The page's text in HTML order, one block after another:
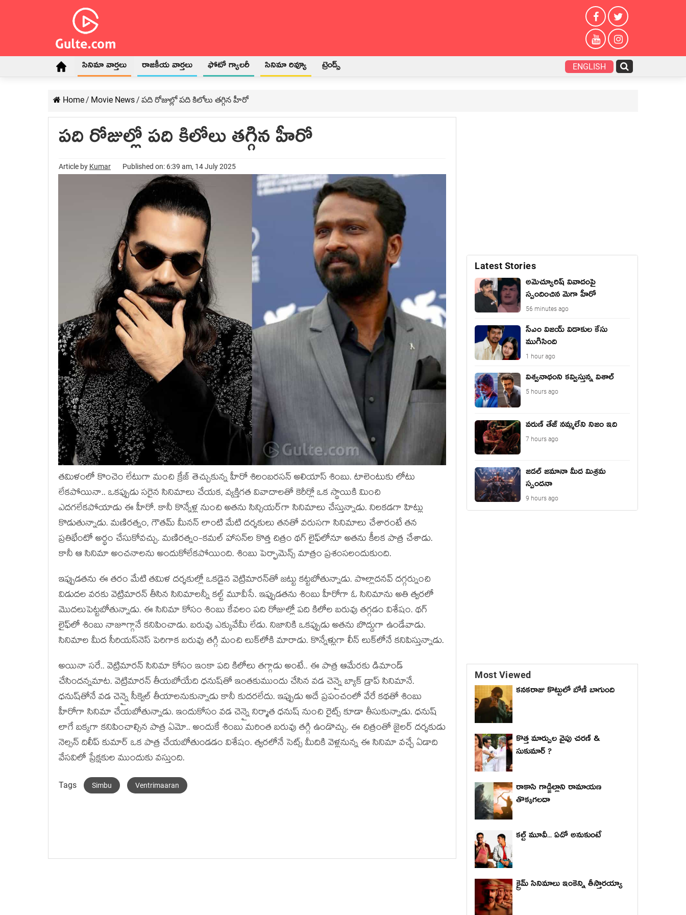
సినిమా వార్తలు రాజకీయ వార్తలు ఫోటో గ్యాలరీ సినిమా రివ్యూ ట్రెండ్స్ ENGLISH
Home/ Movie News/ ప‌ది రోజుల్లో ప‌ది కిలోలు త‌గ్గిన హీరో
ప‌ది రోజుల్లో ప‌ది కిలోలు త‌గ్గిన హీరో
Article by Kumar Published on: 6:39 am, 14 July 2025
త‌మిళంలో కొంచెం లేటుగా మంచి క్రేజ్ తెచ్చుకున్న హీరో శిలంబ‌ర‌స‌న్ అలియాస్ శింబు. టాలెంటుకు లోటు
లేక‌పోయినా.. ఒక‌ప్పుడు స‌రైన సినిమాలు చేయ‌క‌, వ్య‌క్తిగ‌త వివాదాల‌తో కెరీర్లో ఒక స్థాయికి మించి
ఎద‌గ‌లేక‌పోయాడు ఈ హీరో. కానీ కొన్నేళ్ల నుంచి అత‌ను సిన్సియ‌ర్‌గా సినిమాలు చేస్తున్నాడు. నిల‌క‌డ‌గా హిట్లు
కొడుతున్నాడు. మ‌ణిర‌త్నం, గౌత‌మ్ మీన‌న్ లాంటి మేటి ద‌ర్శ‌కులు త‌న‌తో వ‌రుస‌గా సినిమాలు చేశారంటే త‌న
ప్ర‌తిభేంటో అర్థం చేసుకోవ‌చ్చు. మ‌ణిర‌త్నం-క‌మ‌ల్ హాస‌న్‌ల‌ కొత్త చిత్రం థ‌గ్ లైఫ్‌లోనూ అత‌ను కీల‌క పాత్ర చేశాడు.
కానీ ఆ సినిమా అంచ‌నాల‌ను అందుకోలేక‌పోయింది. శింబు పెర్ఫామెన్స్ మాత్రం ప్ర‌శంస‌లందుకుంది.
ఇప్పుడ‌త‌ను ఈ త‌రం మేటి త‌మిళ ద‌ర్శ‌కుల్లో ఒక‌డైన వెట్రిమార‌న్‌తో జ‌ట్టు క‌ట్ట‌బోతున్నాడు. పొల్లాద‌న‌వ్ ద‌గ్గ‌ర్నుంచి
విడుద‌ల వ‌ర‌కు వెట్రిమార‌న్ తీసిన సినిమాల‌న్నీ క‌ల్ట్ మూవీసే. ఇప్పుడ‌త‌ను శింబు హీరోగా ఓ సినిమాను అతి త్వ‌ర‌లో
మొద‌లుపెట్ట‌బోతున్నాడు. ఈ సినిమా కోసం శింబు కేవ‌లం ప‌ది రోజుల్లో ప‌ది కిలోల బ‌రువు త‌గ్గ‌డం విశేషం. థ‌గ్
లైఫ్‌లో శింబు నాజూగ్గానే క‌నిపించాడు. బ‌రువు ఎక్కువేమీ లేడు. నిజానికి ఒక‌ప్పుడు అత‌ను బొద్దుగా ఉండేవాడు.
సినిమాల మీద సీరియ‌స్‌నెస్ పెరిగాక బ‌రువు త‌గ్గి మంచి లుక్‌లోకి మారాడు. కొన్నేళ్లుగా లీన్ లుక్‌లోనే క‌నిపిస్తున్నాడు.
అయినా స‌రే.. వెట్రిమార‌న్ సినిమా కోసం ఇంకా ప‌ది కిలోలు త‌గ్గాడు అంటే.. ఈ పాత్ర ఆమేర‌కు డిమాండ్
చేసింద‌న్న‌మాట‌. వెట్రిమార‌న్ తీయ‌బోయేది ధ‌నుష్‌తో ఇంత‌కుముందు చేసిన వ‌డ చెన్నై బ్యాక్ డ్రాప్ సినిమానే.
ధ‌నుష్‌తోనే వ‌డ చెన్నై సీక్వెల్ తీయాల‌నుకున్నాడు కానీ కుద‌ర‌లేదు. ఇప్పుడు అదే ప్ర‌పంచంలో వేరే క‌థ‌తో శింబు
హీరోగా సినిమా చేయ‌బోతున్నాడు. ఇందుకోసం వ‌డ చెన్నై నిర్మాత ధ‌నుష్ నుంచి రైట్స్ కూడా తీసుకున్నాడు. ధ‌నుష్
లాగే బ‌క్క‌గా క‌నిపించాల్సిన పాత్ర ఏమో.. అందుకే శింబు మ‌రింత బ‌రువు త‌గ్గి ఉండొచ్చు. ఈ చిత్రంతో జైల‌ర్ ద‌ర్శ‌కుడు
నెల్స‌న్ దిలీప్ కుమార్ ఒక పాత్ర చేయ‌బోతుండ‌డం విశేషం. త్వ‌ర‌లోనే సెట్స్ మీదికి వెళ్ల‌నున్న ఈ సినిమా వ‌చ్చే ఏడాది
వేస‌విలో ప్రేక్ష‌కుల ముందుకు వ‌స్తుంది.
Tags Simbu Ventrimaaran
Latest Stories
అమెచ్యూరిష్ వివాదంపై
స్పందించిన మెగా హీరో
56 minutes ago
సీఎం విజయ్ విడాకుల కేసు
ముగిసింది
1 hour ago
విశ్వనాథంని కవ్విస్తున్న విశాల్
5 hours ago
వరుణ్ తేజ్ నమ్మలేని నిజం ఇది
7 hours ago
జడల్ జమానా మీద మిశ్రమ
స్పందనా
9 hours ago
Most Viewed
కనకరాజు కొట్టులో బోణీ బాగుంది
కొత్త మార్పుల వైపు చరణ్ &
సుకుమార్ ?
రాకాసి గాడ్జిల్లాని రామాయణ
తొక్కగలదా
కల్ట్ మూవీ... ఏదో అనుకుంటే
క్రైమ్ సినిమాలు ఇంకెన్ని తీస్తారయ్యా